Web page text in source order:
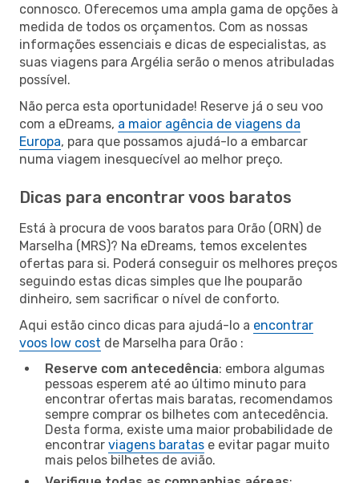
connosco. Oferecemos uma ampla gama de opções à
medida de todos os orçamentos. Com as nossas
informações essenciais e dicas de especialistas, as
suas viagens para Argélia serão o menos atribuladas
possível.
Não perca esta oportunidade! Reserve já o seu voo
com a eDreams, a maior agência de viagens da
Europa, para que possamos ajudá-lo a embarcar
numa viagem inesquecível ao melhor preço.
Dicas para encontrar voos baratos
Está à procura de voos baratos para Orão (ORN) de
Marselha (MRS)? Na eDreams, temos excelentes
ofertas para si. Poderá conseguir os melhores preços
seguindo estas dicas simples que lhe pouparão
dinheiro, sem sacrificar o nível de conforto.
Aqui estão cinco dicas para ajudá-lo a encontrar
voos low cost de Marselha para Orão :
Reserve com antecedência: embora algumas
pessoas esperem até ao último minuto para
encontrar ofertas mais baratas, recomendamos
sempre comprar os bilhetes com antecedência.
Desta forma, existe uma maior probabilidade de
encontrar viagens baratas e evitar pagar muito
mais pelos bilhetes de avião.